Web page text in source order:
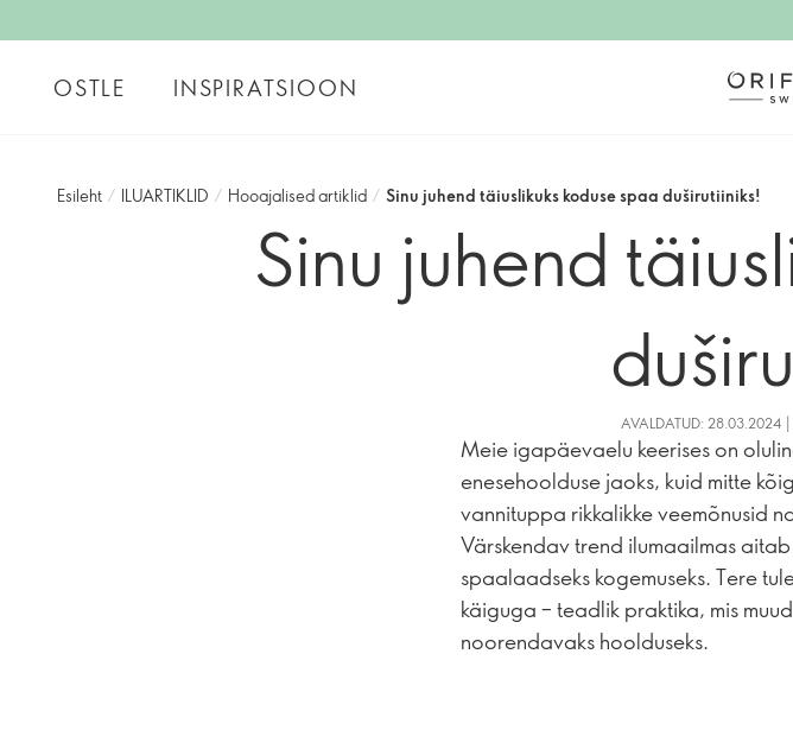
OSTLE INSPIRATSIOON
Esileht / ILUARTIKLID / Hooajalised artiklid / Sinu juhend täiuslikuks koduse spaa duširutiiniks!
Sinu juhend
AVALDATUD: 28.03.2024 |
Meie igapäevaelu keerises on
enesehoolduse jaoks, kuid mitte
vannituppa rikkalikke veemõnusid
Värskendav trend ilumaailmas aitab
spaalaadseks kogemuseks. Tere
käiguga – teadlik praktika, mis
noorendavaks hoolduseks.